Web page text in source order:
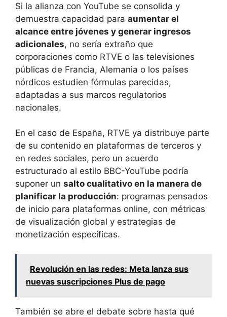
Si la alianza con YouTube se consolida y
demuestra capacidad para aumentar el
alcance entre jóvenes y generar ingresos
adicionales, no sería extraño que
corporaciones como RTVE o las televisiones
públicas de Francia, Alemania o los países
nórdicos estudien fórmulas parecidas,
adaptadas a sus marcos regulatorios
nacionales.
En el caso de España, RTVE ya distribuye parte
de su contenido en plataformas de terceros y
en redes sociales, pero un acuerdo
estructurado al estilo BBC-YouTube podría
suponer un salto cualitativo en la manera de
planificar la producción: programas pensados
de inicio para plataformas online, con métricas
de visualización global y estrategias de
monetización específicas.
Revolución en las redes: Meta lanza sus
nuevas suscripciones Plus de pago
También se abre el debate sobre hasta qué